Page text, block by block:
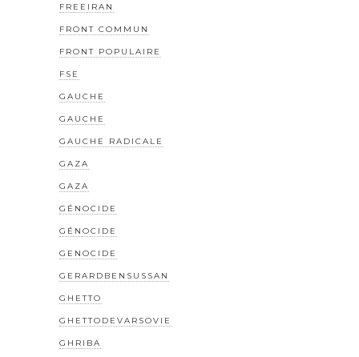
FREEIRAN
FRONT COMMUN
FRONT POPULAIRE
FSE
GAUCHE
GAUCHE
GAUCHE RADICALE
GAZA
GAZA
GÉNOCIDE
GÉNOCIDE
GENOCIDE
GERARDBENSUSSAN
GHETTO
GHETTODEVARSOVIE
GHRIBA